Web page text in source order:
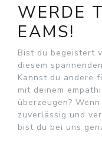
WERDE
EAMS!
Bist du begeistert
diesem
Kannst du andere
mit deinem
überzeugen?
zuverlässig und
bist du bei uns